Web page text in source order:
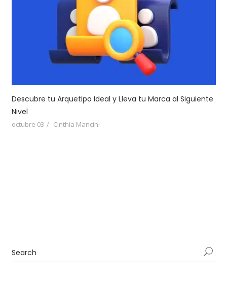
Descubre tu Arquetipo Ideal y Lleva tu Marca al Siguiente
Nivel
octubre 03 Cinthia Mancini